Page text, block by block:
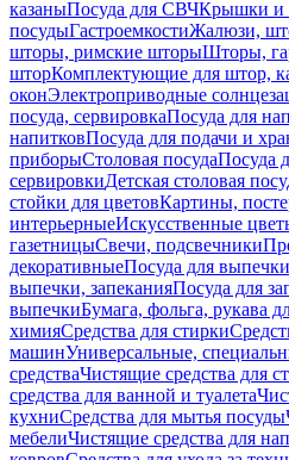
казаныПосуда для СВЧКрышки и
посудыГастроемкостиЖалюзи,
шторы, римские шторыШторы,
шторКомплектующие для штор,
оконЭлектроприводные
посуда, сервировкаПосуда для
напитковПосуда для подачи и
приборыСтоловая посудаПосуда
сервировкиДетская столовая
стойки для цветовКартины,
интерьерныеИскусственные
газетницыСвечи, подсвечники
декоративныеПосуда для
выпечки, запеканияПосуда для
выпечкиБумага, фольга, рукава
химияСредства для стирки
машинУниверсальные,
средстваЧистящие средства для
средства для ванной и туалета
кухниСредства для мытья посуды
мебелиЧистящие средства для